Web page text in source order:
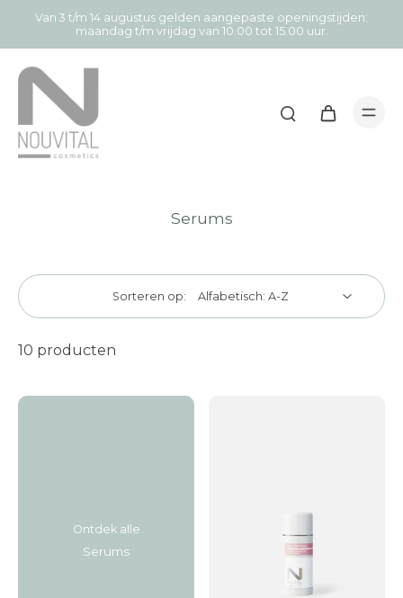
Van 3 t/m 14 augustus gelden aangepaste openingstijden:
maandag t/m vrijdag van 10.00 tot 15.00 uur.
Serums
Sorteren op:
10 producten
Ontdek alle
Serums